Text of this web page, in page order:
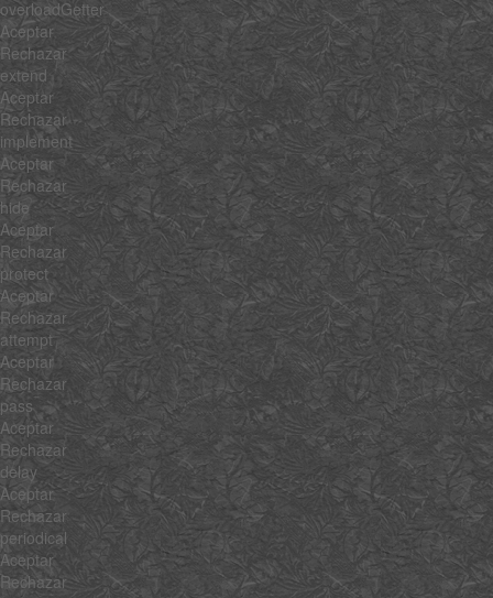
overloadGetter
Aceptar
Rechazar
extend
Aceptar
Rechazar
implement
Aceptar
Rechazar
hide
Aceptar
Rechazar
protect
Aceptar
Rechazar
attempt
Aceptar
Rechazar
pass
Aceptar
Rechazar
delay
Aceptar
Rechazar
periodical
Aceptar
Rechazar